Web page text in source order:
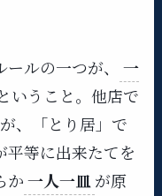
ルの一つが、
一
ということ。​他店で
、「とり居」で
平等に出来たてを
か 一人一皿が原